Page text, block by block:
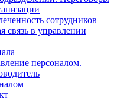
сотрудников
связь в управлении
персоналом.